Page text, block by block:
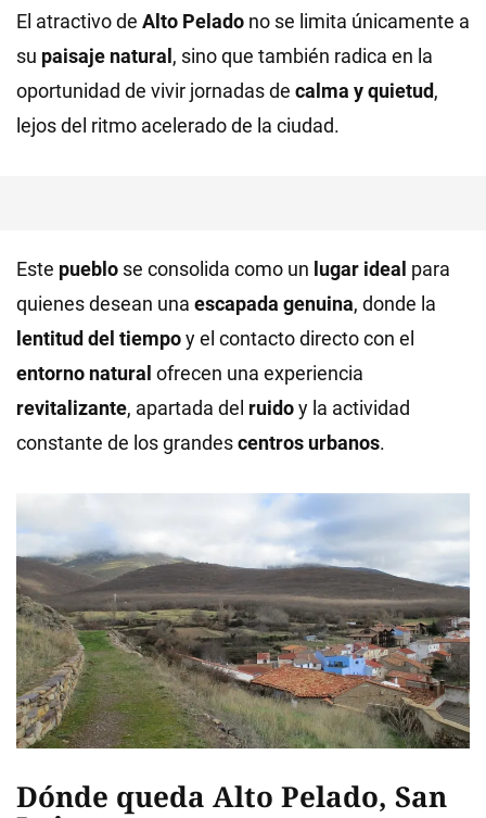
El atractivo de Alto Pelado no se limita únicamente a
su paisaje natural, sino que también radica en la
oportunidad de vivir jornadas de calma y quietud,
lejos del ritmo acelerado de la ciudad.
Este pueblo se consolida como un lugar ideal para
quienes desean una escapada genuina, donde la
lentitud del tiempoy el contacto directo con el
entorno natural ofrecen una experiencia
revitalizante, apartada del ruidoy la actividad
constante de los grandescentros urbanos.
Dónde queda Alto Pelado, San